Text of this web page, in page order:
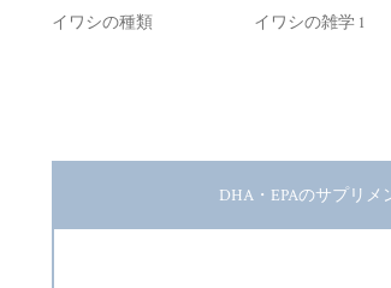
イワシの種類 イワシの雑学 1
DHA・EPAのサプリメ